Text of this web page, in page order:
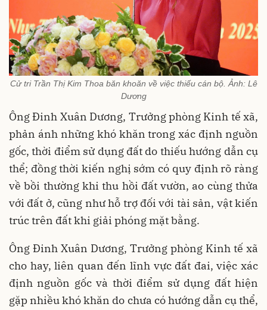
Cử tri Trần Thị Kim Thoa băn khoăn về việc thiếu cán bộ. Ảnh: Lê
Dương
Ông Đinh Xuân Dương, Trưởng phòng Kinh tế xã,
phản ánh những khó khăn trong xác định nguồn
gốc, thời điểm sử dụng đất do thiếu hướng dẫn cụ
thể; đồng thời kiến nghị sớm có quy định rõ ràng
về bồi thường khi thu hồi đất vườn, ao cùng thửa
với đất ở, cũng như hỗ trợ đối với tài sản, vật kiến
trúc trên đất khi giải phóng mặt bằng.
Ông Đinh Xuân Dương, Trưởng phòng Kinh tế xã
cho hay, liên quan đến lĩnh vực đất đai, việc xác
định nguồn gốc và thời điểm sử dụng đất hiện
gặp nhiều khó khăn do chưa có hướng dẫn cụ thể,